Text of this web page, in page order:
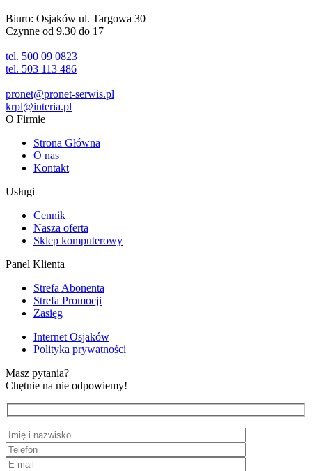
Biuro: Osjaków ul. Targowa 30
Czynne od 9.30 do 17
tel. 500 09 0823
tel. 503 113 486
pronet@pronet-serwis.pl
krpl@interia.pl
O Firmie
Strona Główna
O nas
Kontakt
Usługi
Cennik
Nasza oferta
Sklep komputerowy
Panel Klienta
Strefa Abonenta
Strefa Promocji
Zasięg
Internet Osjaków
Polityka prywatności
Masz pytania?
Chętnie na nie odpowiemy!